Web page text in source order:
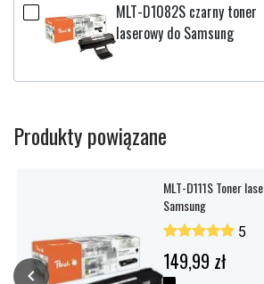
MLT-D1082S czarny toner
laserowy do Samsung
Produkty powiązane
MLT-D111S Toner
Samsung
5
149,99 zł